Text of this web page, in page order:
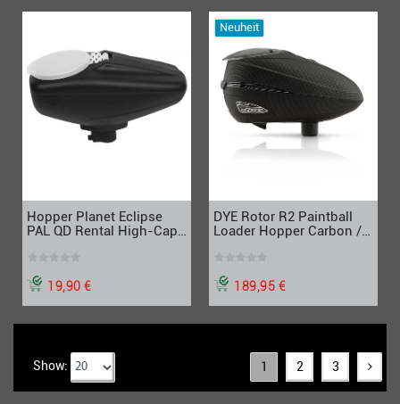
Hopper Planet Eclipse
PAL QD Rental High-Cap
19,90 €
Neuheit
DYE Rotor R2 Paintball
Loader Hopper Carbon /
189,95 €
Show: 1 2 3